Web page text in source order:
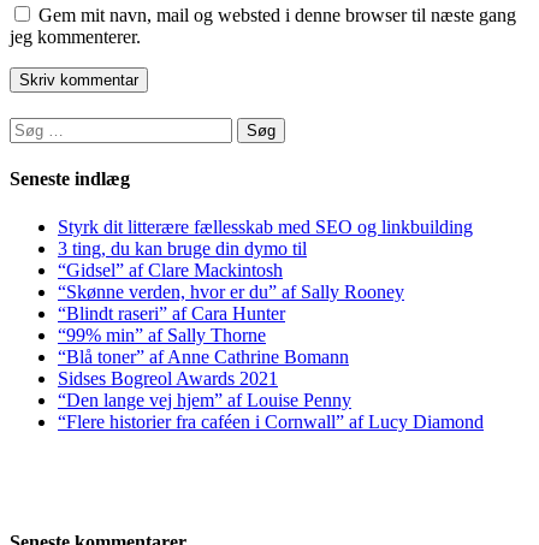
Gem mit navn, mail og websted i denne browser til næste gang
jeg kommenterer.
Søg
efter:
Seneste indlæg
Styrk dit litterære fællesskab med SEO og linkbuilding
3 ting, du kan bruge din dymo til
“Gidsel” af Clare Mackintosh
“Skønne verden, hvor er du” af Sally Rooney
“Blindt raseri” af Cara Hunter
“99% min” af Sally Thorne
“Blå toner” af Anne Cathrine Bomann
Sidses Bogreol Awards 2021
“Den lange vej hjem” af Louise Penny
“Flere historier fra caféen i Cornwall” af Lucy Diamond